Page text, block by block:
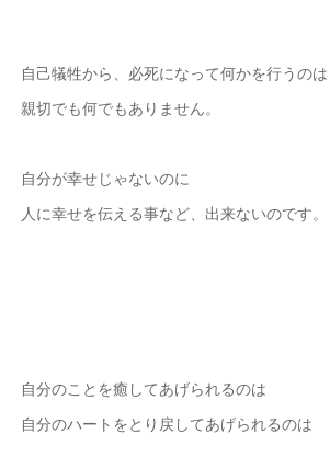
自己犠牲から、必死になって何かを行うのは
親切でも何でもありません。
自分が幸せじゃないのに
人に幸せを伝える事など、出来ないのです。
自分のことを癒してあげられるのは
自分のハートをとり戻してあげられるのは